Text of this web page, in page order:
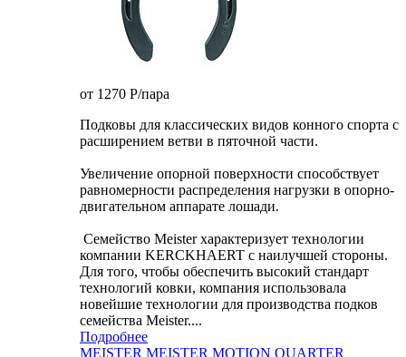
от 1270 P/пара
Подковы для классических видов конного спорта с
расширением ветви в пяточной части.
Увеличение опорной поверхности способствует
равномерности распределения нагрузки в опорно-
двигательном аппарате лошади.
Семейство Meister характеризует технологии
компании KERCKHAERT с наилучшей стороны.
Для того, чтобы обеспечить высокий стандарт
технологий ковки, компания использовала
новейшие технологии для производства подков
семейства Meister....
Подробнее
MEISTER MEISTER MOTION QUARTER